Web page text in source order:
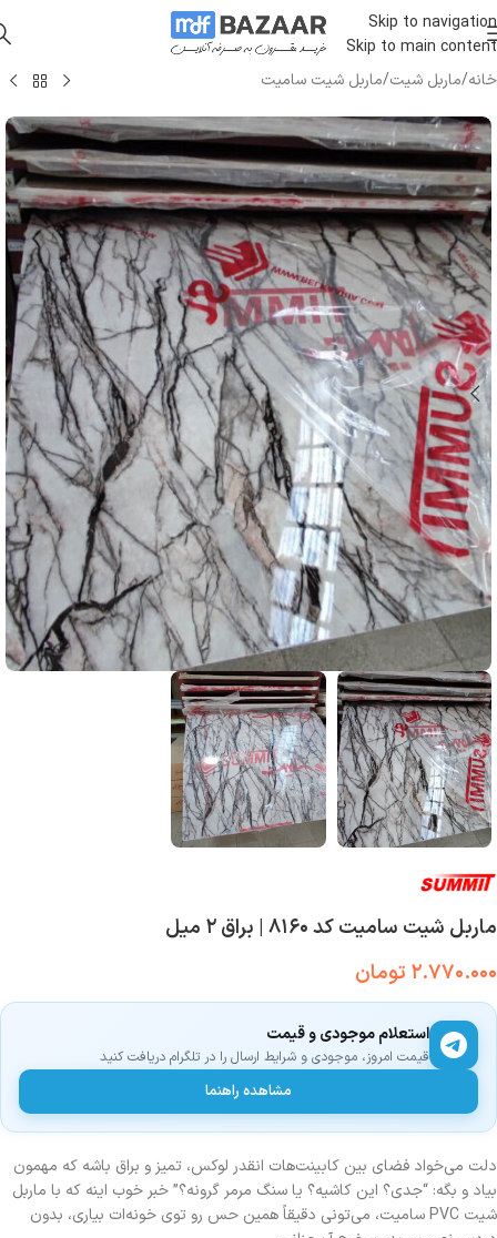
Skip to navigation
Skip to main content
خانه/ماربل شیت/ماربل شیت سامیت
ماربل شیت سامیت کد ۸۱۶۰ | براق ۲ میل
۲.۷۷۰.۰۰۰ تومان
استعلام موجودی و قیمت
قیمت امروز، موجودی و شرایط ارسال را در تلگرام دریافت کنید
مشاهده راهنما
دلت می‌خواد فضای بین کابینت‌هات انقدر لوکس، تمیز و براق باشه که مهمون
بیاد و بگه: “جدی؟ این کاشیه؟ یا سنگ مرمر گرونه؟” خبر خوب اینه که با ماربل
شیت PVC سامیت، می‌تونی دقیقاً همین حس رو توی خونه‌ات بیاری، بدون